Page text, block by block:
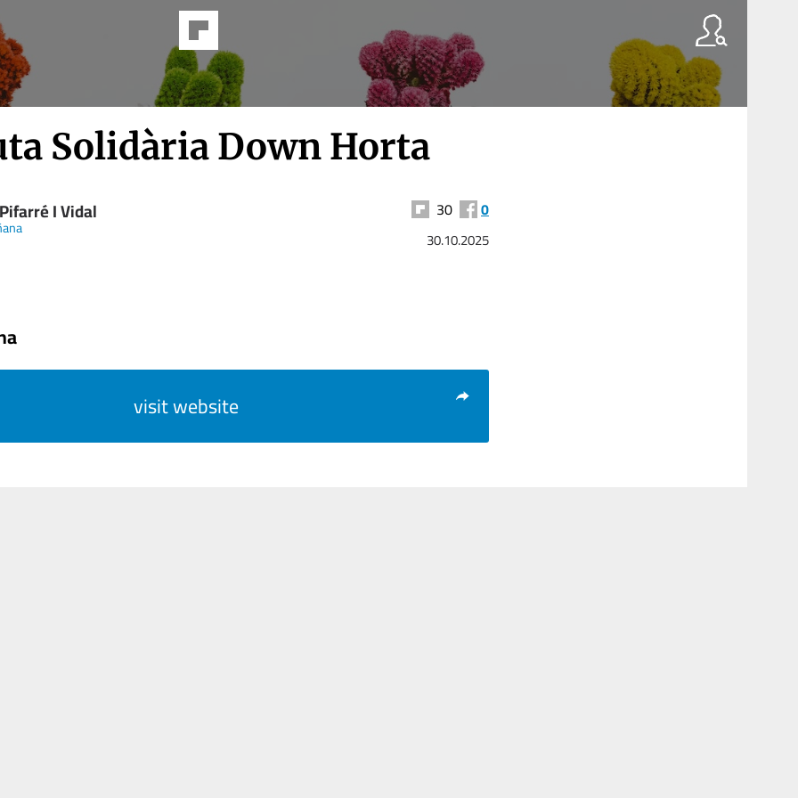
Solidària Down Horta
I Vidal 30 0
30.10.2025
visit website